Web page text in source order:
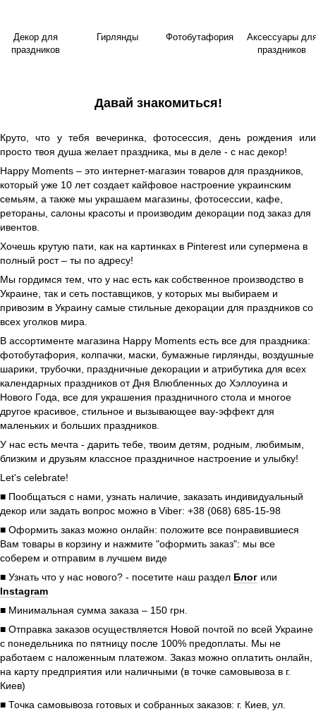
Декор для
праздников
Гирлянды Фотобутафория
Аксессуары
праздников
Давай знакомиться!
Круто, что у тебя вечеринка, фотосессия, день рождения или
просто твоя душа желает праздника, мы в деле - с нас декор!
Happy Moments – это интернет-магазин товаров для праздников,
который уже 10 лет создает кайфовое настроение украинским
семьям, а также мы украшаем магазины, фотосессии, кафе,
ретораны, салоны красоты и производим декорации под заказ для
ивентов.
Хочешь крутую пати, как на картинках в Pinterest или супермена в
полный рост – ты по адресу!
Мы гордимся тем, что у нас есть как собственное производство в
Украине, так и сеть поставщиков, у которых мы выбираем и
привозим в Украину самые стильные декорации для праздников со
всех уголков мира.
В ассортименте магазина Happy Moments есть все для праздника:
фотобутафория, колпачки, маски, бумажные гирлянды, воздушные
шарики, трубочки, праздничные декорации и атрибутика для всех
календарных праздников от Дня Влюбленных до Хэллоуина и
Нового Года, все для украшения праздничного стола и многое
другое красивое, стильное и вызывающее вау-эффект для
маленьких и больших праздников.
У нас есть мечта - дарить тебе, твоим детям, родным, любимым,
близким и друзьям классное праздничное настроение и улыбку!
Let's celebrate!
■ Пообщаться с нами, узнать наличие, заказать индивидуальный
декор или задать вопрос можно в Viber: +38 (068) 685-15-98
■ Оформить заказ можно онлайн: положите все понравившиеся
Вам товары в корзину и нажмите "оформить заказ": мы все
соберем и отправим в лучшем виде
■ Узнать что у нас нового? - посетите наш раздел Блог или
Instagram
■ Минимальная сумма заказа – 150 грн.
■ Отправка заказов осуществляется Новой почтой по всей Украине
с понедельника по пятницу после 100% предоплаты. Мы не
работаем с наложенным платежом. Заказ можно оплатить онлайн,
на карту предприятия или наличными (в точке самовывоза в г.
Киев)
■ Точка самовывоза готовых и собранных заказов: г. Киев, ул.